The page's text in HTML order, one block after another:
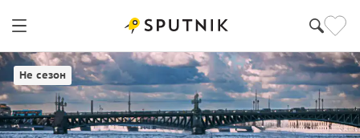
Не сезон
Санкт-Петербург